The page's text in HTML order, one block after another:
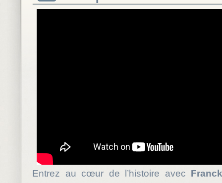
Entrez au cœur de l’histoire avec